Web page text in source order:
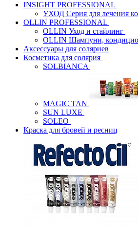
INSIGHT PROFESSIONAL
УХОД Серия для лечения
OLLIN PROFESSIONAL
OLLIN Уход и стайлинг
OLLIN Шампуни,
Аксессуары для соляриев
Косметика для солярия
SOLBIANCA
MAGIC TAN
SUN LUXE
SOLEO
Краска для бровей и ресниц